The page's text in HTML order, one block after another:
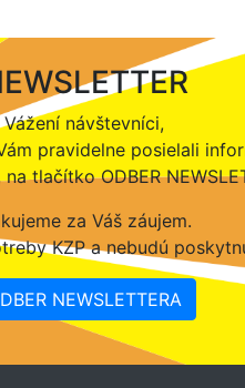
Vážení návštevníci,
pravidelne posielali
tlačítko ODBER
za Váš záujem.
KZP a nebudú
NEWSLETTERA